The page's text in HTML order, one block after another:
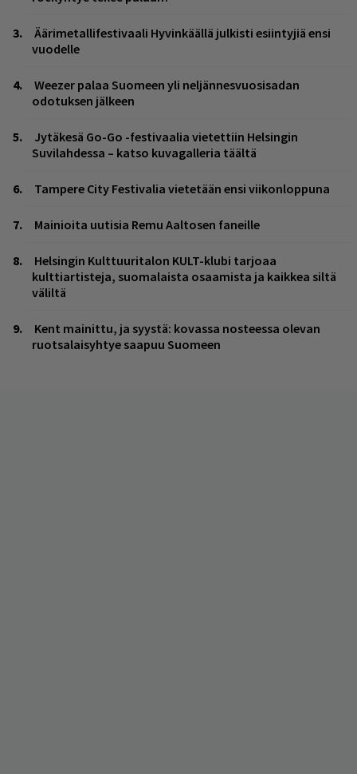
Äärimetallifestivaali Hyvinkäällä julkisti esiintyjiä ensi
vuodelle
Weezer palaa Suomeen yli neljännesvuosisadan
odotuksen jälkeen
Jytäkesä Go-Go -festivaalia vietettiin Helsingin
Suvilahdessa – katso kuvagalleria täältä
Tampere City Festivalia vietetään ensi viikonloppuna
Mainioita uutisia Remu Aaltosen faneille
Helsingin Kulttuuritalon KULT-klubi tarjoaa
kulttiartisteja, suomalaista osaamista ja kaikkea siltä
väliltä
Kent mainittu, ja syystä: kovassa nosteessa olevan
ruotsalaisyhtye saapuu Suomeen